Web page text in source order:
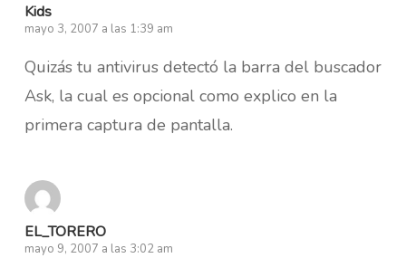
Kids
mayo 3, 2007 a las 1:39 am
Quizás tu antivirus detectó la barra del buscador
Ask, la cual es opcional como explico en la
primera captura de pantalla.
EL_TORERO
mayo 9, 2007 a las 3:02 am